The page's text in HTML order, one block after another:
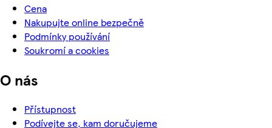
Cena
Nakupujte online bezpečně
Podmínky používání
Soukromí a cookies
O nás
Přístupnost
Podívejte se, kam doručujeme